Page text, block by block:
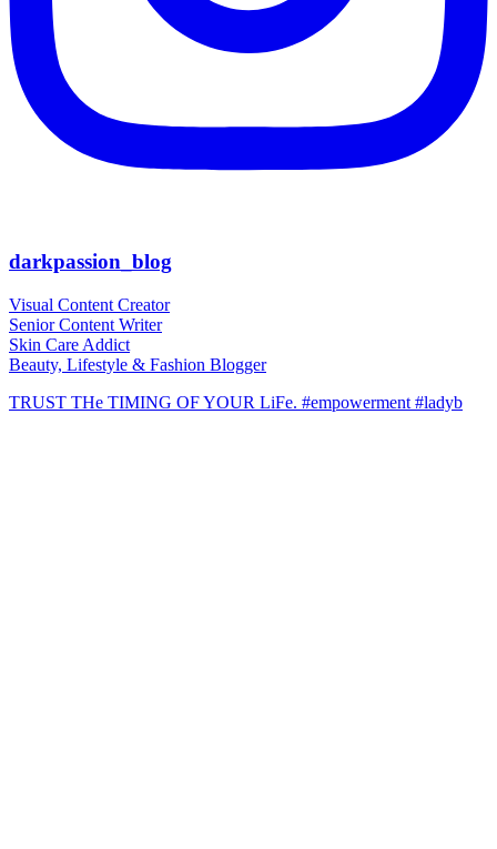
darkpassion_blog
Visual Content Creator
Senior Content Writer
Skin Care Addict
Beauty, Lifestyle & Fashion Blogger
TRUST THe TIMING OF YOUR LiFe. #empowerment #ladyb